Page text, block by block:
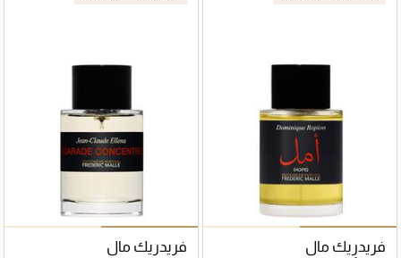
فريدريك مال فريدريك مال